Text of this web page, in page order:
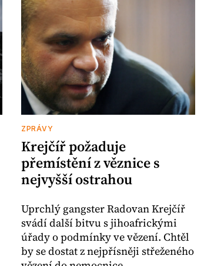
ZPRÁVY
Krejčíř požaduje
přemístění z věznice s
nejvyšší ostrahou
Uprchlý gangster Radovan Krejčíř
svádí další bitvu s jihoafrickými
úřady o podmínky ve vězení. Chtěl
by se dostat z nejpřísněji střeženého